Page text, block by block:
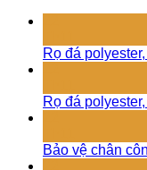
Rọ đá
Rọ đá
Bảo vệ chân